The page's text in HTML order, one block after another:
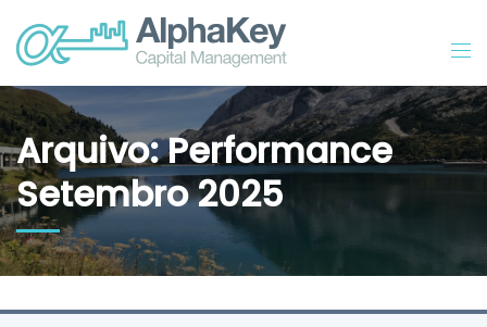
Arquivo: Performance
Setembro 2025